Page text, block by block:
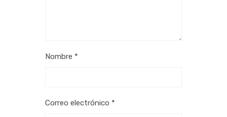
Nombre *
Correo electrónico *